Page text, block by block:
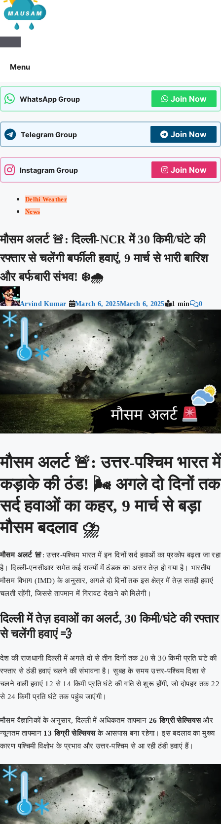
Aaj Ka Mausam | आज का
मौसम | कल का मौसम की जानकारी
सबसे पहले
Menu
WhatsApp Group Join Now
Telegram Group Join Now
Instagram Group Join Now
Delhi Weather
News
मौसम अलर्ट 🚨: दिल्ली-NCR में 30 किमी/घंटे की
रफ्तार से चलेंगी बर्फीली हवाएं, 9 मार्च से भारी बारिश
और बर्फबारी संभव! ❄️🌧️
Arvind Kumar March 6, 2025March 6, 2025 1 min 0
मौसम अलर्ट 🚨: उत्तर-पश्चिम भारत में
कड़ाके की ठंड! 🌬️ अगले दो दिनों तक
सर्द हवाओं का कहर, 9 मार्च से बड़ा
मौसम बदलाव ⛈️
मौसम अलर्ट 🚨: उत्तर-पश्चिम भारत में इन दिनों सर्द हवाओं का प्रकोप बढ़ता जा रहा
है। दिल्ली-एनसीआर समेत कई राज्यों में ठंडक का असर तेज़ हो गया है। भारतीय
मौसम विभाग (IMD) के अनुसार, अगले दो दिनों तक इस क्षेत्र में तेज़ सतही हवाएं
चलती रहेंगी, जिससे तापमान में गिरावट देखने को मिलेगी।
दिल्ली में तेज़ हवाओं का अलर्ट, 30 किमी/घंटे की रफ्तार
से चलेंगी हवाएं 💨
देश की राजधानी दिल्ली में अगले दो से तीन दिनों तक 20 से 30 किमी प्रति घंटे की
रफ्तार से ठंडी हवाएं चलने की संभावना है। सुबह के समय उत्तर-पश्चिम दिशा से
चलने वाली हवाएं 12 से 14 किमी प्रति घंटे की गति से शुरू होंगी, जो दोपहर तक 22
से 24 किमी प्रति घंटे तक पहुंच जाएंगी।
मौसम वैज्ञानिकों के अनुसार, दिल्ली में अधिकतम तापमान 26 डिग्री सेल्सियसऔर
न्यूनतम तापमान 13 डिग्री सेल्सियसके आसपास बना रहेगा। इस बदलाव का मुख्य
कारण पश्चिमी विक्षोभ के प्रभाव और उत्तर-पश्चिम से आ रही ठंडी हवाएं हैं।